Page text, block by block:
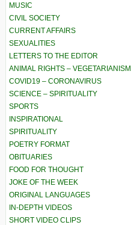
MUSIC
CIVIL SOCIETY
CURRENT AFFAIRS
SEXUALITIES
LETTERS TO THE EDITOR
ANIMAL RIGHTS – VEGETARIANISM
COVID19 – CORONAVIRUS
SCIENCE – SPIRITUALITY
SPORTS
INSPIRATIONAL
SPIRITUALITY
POETRY FORMAT
OBITUARIES
FOOD FOR THOUGHT
JOKE OF THE WEEK
ORIGINAL LANGUAGES
IN-DEPTH VIDEOS
SHORT VIDEO CLIPS